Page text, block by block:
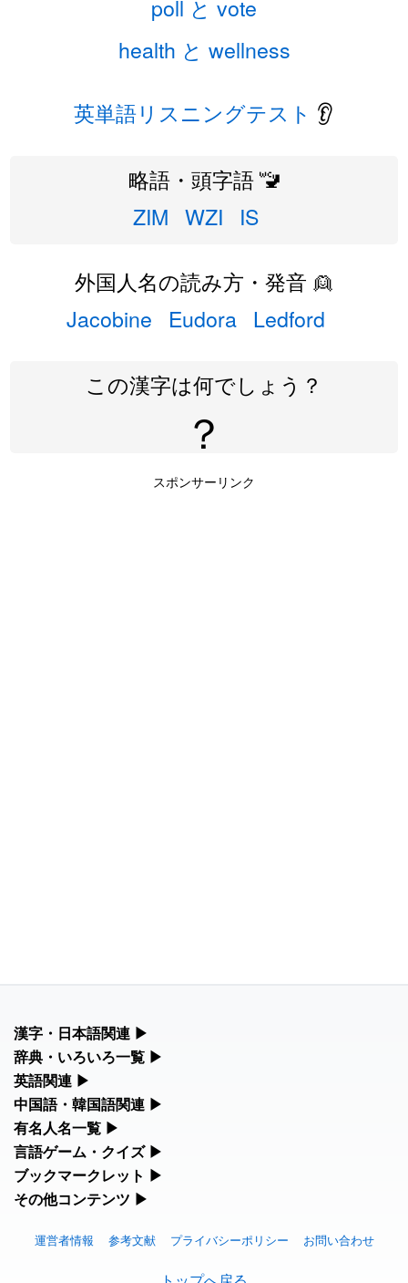
poll と vote
health と wellness
英単語リスニングテスト 👂
略語・頭字語 🚾
ZIM WZI IS
外国人名の読み方・発音 👱
Jacobine
Eudora Ledford
この漢字は何でしょう？
？
スポンサーリンク
漢字・日本語関連 ▶
漢字の読み方検索、手書き入力、書き順練習など、日本語学習に
人名漢字辞典 - 読み方検索
漢字の書き方・書き順 書き取り練習帳
辞典・いろいろ一覧 ▶
部首・画数別の漢字一覧、熟語辞典、地名・駅名検索など、各種
リファレンスツールです。
画数別なまえ漢字一覧
英語関連 ▶
カタカナ語・略語の意味検索、発音記号、リスニング練習など英
カタカナ語の意味・発音・類語辞典
英単語リスニングテスト
イメージ化する英単語の覚え方
中国語・韓国語関連 ▶
中国語のピンイン変換、韓国語の手書き入力など、アジア言語学
手書き中国語入力 変換ツール
有名人名一覧 ▶
海外セレブやスポーツ選手の名前の読み方・発音を確認できま
海外有名人の苗字・名前一覧と発音 🔊
プレミアリーグ選手名一覧
WEリーグ選手名一覧
言語ゲーム・クイズ ▶
四字熟語パズルや漢字クイズなど、楽しみながら学べるゲームで
ブックマークレット ▶
ブラウザに登録して、どのサイトからでも漢字や英語を検索でき
漢字読み方検索ブックマークレット
その他コンテンツ ▶
す。
絵文字の意味と使い方
運営者情報 参考文献 プライバシーポリシー お問い合わせ